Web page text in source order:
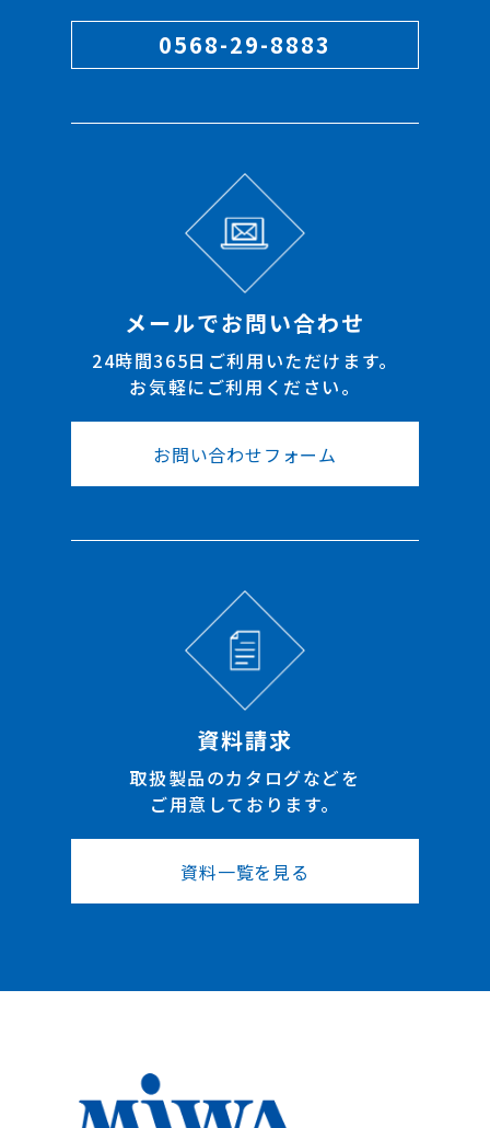
0568-29-8883
メールでお問い合わせ
24時間365日ご利用いただけます。
お気軽にご利用ください。
お問い合わせフォーム
資料請求
取扱製品のカタログなどを
ご用意しております。
資料一覧を見る